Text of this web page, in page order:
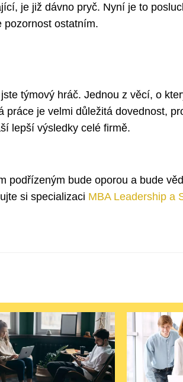
je již dávno pryč. Nyní je to
pozornost ostatním.
týmový hráč. Jednou z věcí, o
je velmi důležitá dovednost,
lepší výsledky celé firmě.
podřízeným bude oporou a bude
si specializaci MBA Leadership a